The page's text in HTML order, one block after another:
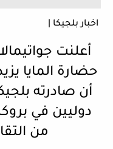
اخبار بلجيكا |
أعلنت
حضارة المايا
دوليين في
من